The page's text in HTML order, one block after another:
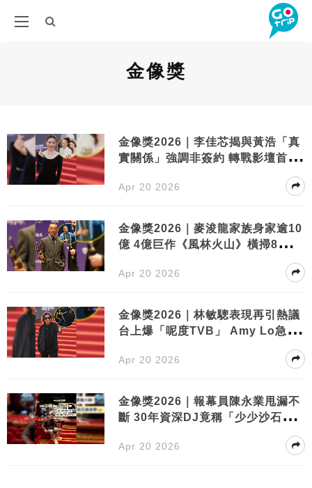
金像獎
金像獎2026｜李佳芯揭與黃浩「真
實關係」強調非簽約 轉戰影壇首戰
「最佳新人獎」落選仍獲網民力撐
Apr 20 2026
金像獎2026｜麥浚龍家族身家逾10
億 4億巨作《風林火山》橫掃8獎成
Apr 20 2026
金像獎2026｜林敏驄表現再引熱議
台上爆「呢度TVB」 Amy Lo急救
Apr 20 2026
金像獎2026｜報幕員陳永業甩漏不
斷 30年資深DJ竟稱「少少沙石」
Apr 20 2026